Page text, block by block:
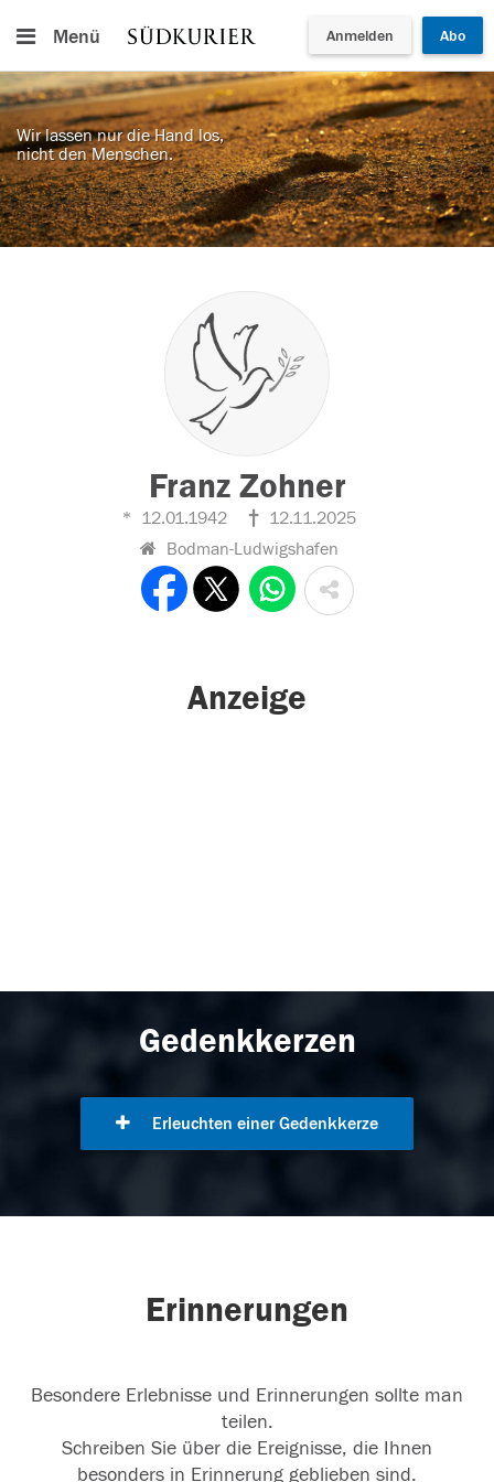
Menü Anmelden Abo
Wir lassen nur die Hand los,
nicht den Menschen.
Franz Zohner
12.01.1942
12.11.2025
Bodman-Ludwigshafen
Anzeige
Gedenkkerzen
Erleuchten einer Gedenkkerze
Erinnerungen
Besondere Erlebnisse und Erinnerungen sollte man
teilen.
Schreiben Sie über die Ereignisse, die Ihnen
besonders in Erinnerung geblieben sind.